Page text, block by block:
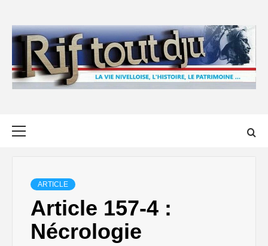
content
ARTICLE
Article 157-4 :
Nécrologie